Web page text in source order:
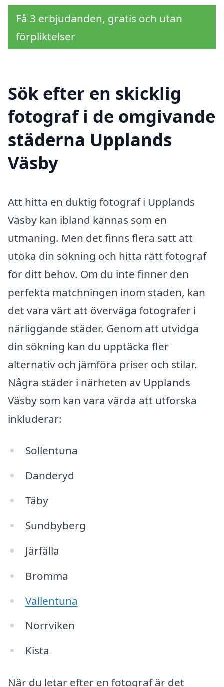
Få 3 erbjudanden, gratis och utan
förpliktelser
Sök efter en skicklig
fotograf i de omgivande
städerna Upplands
Väsby
Att hitta en duktig fotograf i Upplands
Väsby kan ibland kännas som en
utmaning. Men det finns flera sätt att
utöka din sökning och hitta rätt fotograf
för ditt behov. Om du inte finner den
perfekta matchningen inom staden, kan
det vara värt att överväga fotografer i
närliggande städer. Genom att utvidga
din sökning kan du upptäcka fler
alternativ och jämföra priser och stilar.
Några städer i närheten av Upplands
Väsby som kan vara värda att utforska
inkluderar:
Sollentuna
Danderyd
Täby
Sundbyberg
Järfälla
Bromma
Vallentuna
Norrviken
Kista
När du letar efter en fotograf är det